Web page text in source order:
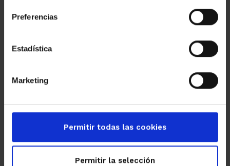
Preferencias
Estadística
Marketing
Permitir todas las cookies
Permitir la selección